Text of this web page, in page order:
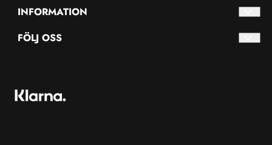
Villkor
Skapa konto
INFORMATION
Om oss
Säkerhetsdatablad
FÖLJ OSS
Nyhetsbrev